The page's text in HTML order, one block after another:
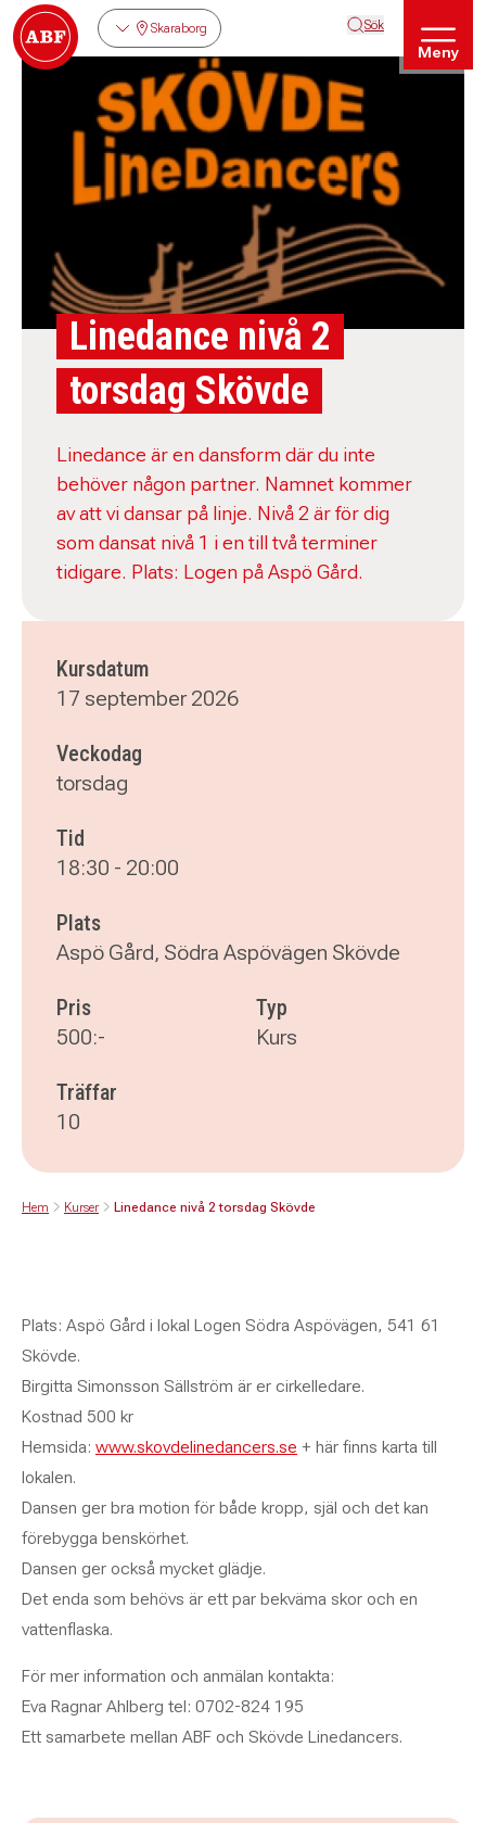
Skaraborg Sök
Meny
Linedance nivå 2
torsdag Skövde
Linedance är en dansform där du inte
behöver någon partner. Namnet kommer
av att vi dansar på linje. Nivå 2 är för dig
som dansat nivå 1 i en till två terminer
tidigare. Plats: Logen på Aspö Gård.
Kursdatum
17 september 2026
Veckodag
torsdag
Tid
18:30 - 20:00
Plats
Aspö Gård, Södra Aspövägen Skövde
Pris
500:-
Typ
Kurs
Träffar
10
Hem Kurser Linedance nivå 2 torsdag Skövde
Plats: Aspö Gård i lokal Logen Södra Aspövägen, 541 61
Skövde.
Birgitta Simonsson Sällström är er cirkelledare.
Kostnad 500 kr
Hemsida: www.skovdelinedancers.se + här finns karta till
lokalen.
Dansen ger bra motion för både kropp, själ och det kan
förebygga benskörhet.
Dansen ger också mycket glädje.
Det enda som behövs är ett par bekväma skor och en
vattenflaska.
För mer information och anmälan kontakta:
Eva Ragnar Ahlberg tel: 0702-824 195
Ett samarbete mellan ABF och Skövde Linedancers.